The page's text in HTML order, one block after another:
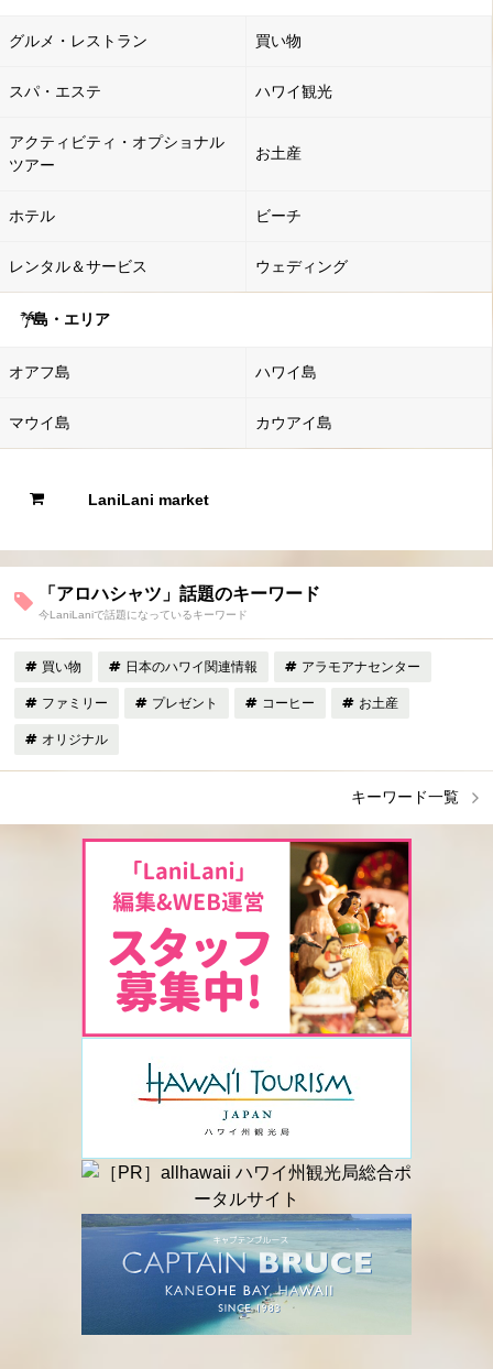
グルメ・レストラン 買い物
スパ・エステ ハワイ観光
アクティビティ・オプショナル
ツアー
お土産
ホテル ビーチ
レンタル＆サービス ウェディング
島・エリア
オアフ島 ハワイ島
マウイ島 カウアイ島
LaniLani market
「アロハシャツ」話題のキーワード
今LaniLaniで話題になっているキーワード
買い物 日本のハワイ関連情報 アラモアナセンター
ファミリー プレゼント コーヒー お土産
オリジナル
キーワード一覧